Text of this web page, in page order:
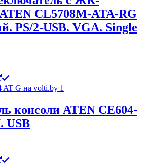
CL5708M-ATA-RG
PS/2-USB. VGA. Single
консоли ATEN CE604-
USB